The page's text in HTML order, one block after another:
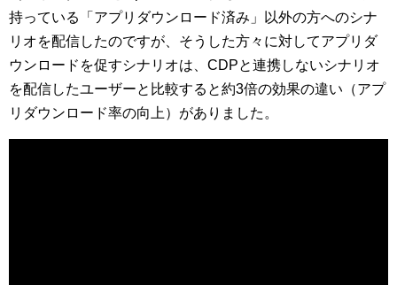
持っている「アプリダウンロード済み」以外の方へのシナ
リオを配信したのですが、そうした方々に対してアプリダ
ウンロードを促すシナリオは、CDPと連携しないシナリオ
を配信したユーザーと比較すると約3倍の効果の違い（アプ
リダウンロード率の向上）がありました。